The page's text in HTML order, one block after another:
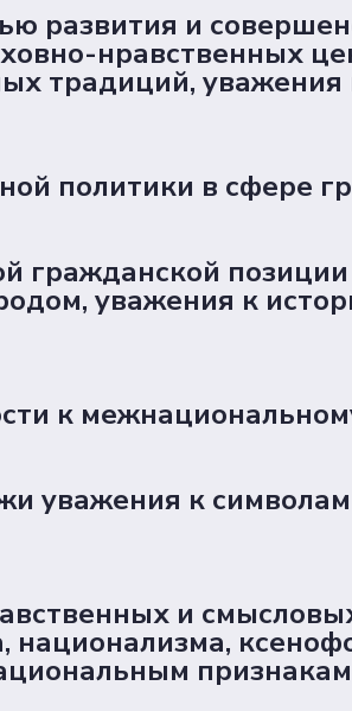
и
нравственных
традиций,
политики в сфере
позиции
уважения к
к
уважения к
и
национализма,